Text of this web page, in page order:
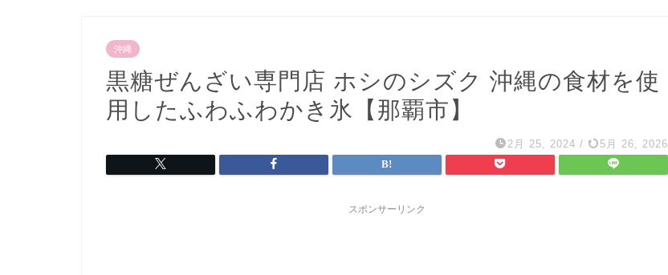
沖縄
黒糖ぜんざい専門店 ホシのシズク 沖縄の食材を使
用したふわふわかき氷【那覇市】
2月 25, 2024 / 5月 26, 2026
スポンサーリンク